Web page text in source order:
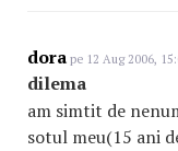
dora pe 12 Aug 2006,
dilema
am simtit de
sotul meu(15 ani